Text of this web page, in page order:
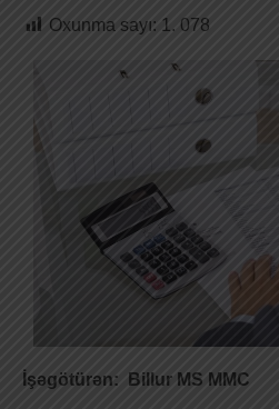
Oxunma sayı: 1. 078
İşəgötürən: Billur MS MMC